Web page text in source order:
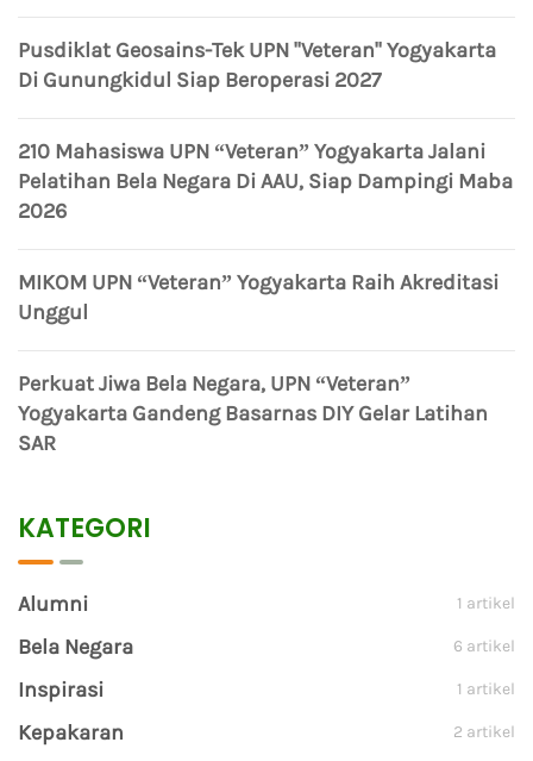
Pusdiklat Geosains-Tek UPN "Veteran" Yogyakarta
Di Gunungkidul Siap Beroperasi 2027
210 Mahasiswa UPN “Veteran” Yogyakarta Jalani
Pelatihan Bela Negara Di AAU, Siap Dampingi Maba
2026
MIKOM UPN “Veteran” Yogyakarta Raih Akreditasi
Unggul
Perkuat Jiwa Bela Negara, UPN “Veteran”
Yogyakarta Gandeng Basarnas DIY Gelar Latihan
SAR
KATEGORI
Alumni 1 artikel
Bela Negara 6 artikel
Inspirasi 1 artikel
Kepakaran 2 artikel